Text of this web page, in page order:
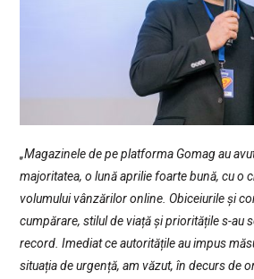
„Magazinele de pe platforma Gomag au
majoritatea, o lună aprilie foarte bună, cu o
volumului vânzărilor online. Obiceiurile și
cumpărare, stilul de viață și prioritățile s-au
record. Imediat ce autoritățile au impus
situația de urgență, am văzut, în decurs de